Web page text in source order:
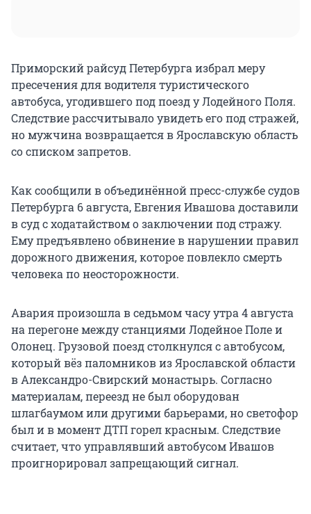
Приморский райсуд Петербурга избрал меру
пресечения для водителя туристического
автобуса, угодившего под поезд у Лодейного Поля.
Следствие рассчитывало увидеть его под стражей,
но мужчина возвращается в Ярославскую область
со списком запретов.
Как сообщили в объединённой пресс-службе судов
Петербурга 6 августа, Евгения Ивашова доставили
в суд с ходатайством о заключении под стражу.
Ему предъявлено обвинение в нарушении правил
дорожного движения, которое повлекло смерть
человека по неосторожности.
Авария произошла в седьмом часу утра 4 августа
на перегоне между станциями Лодейное Поле и
Олонец. Грузовой поезд столкнулся с автобусом,
который вёз паломников из Ярославской области
в Александро-Свирский монастырь. Согласно
материалам, переезд не был оборудован
шлагбаумом или другими барьерами, но светофор
был и в момент ДТП горел красным. Следствие
считает, что управлявший автобусом Ивашов
проигнорировал запрещающий сигнал.